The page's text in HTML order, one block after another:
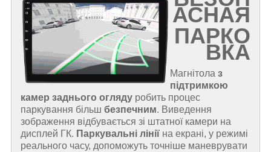
АСНАЯ
ПАРКО
ВКА
Магнітола з
підтримкою
камер заднього огляду робить процес
паркування більш безпечним. Виведення
зображення відбувається зі штатної камери на
дисплей ГК. Паркувальні лінії на екрані, у режимі
реального часу, допоможуть точніше маневрувати